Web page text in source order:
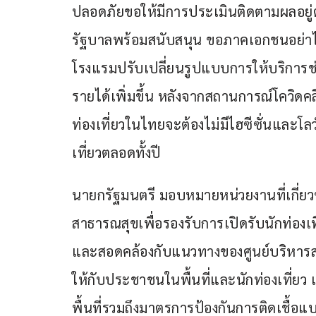
ปลอดภัยขอให้มีการประเมินติดตามผลอ
รัฐบาลพร้อมสนับสนุน ขอภาคเอกชนอย่
โรงแรมปรับเปลี่ยนรูปแบบการให้บริการ
รายได้เพิ่มขึ้น หลังจากสถานการณ์โควิด
ท่องเที่ยวในไทยจะต้องไม่มีไฮซีซั่นและโ
เที่ยวตลอดทั้งปี
นายกรัฐมนตรี มอบหมายหน่วยงานที่เกี่ย
สาธารณสุขเพื่อรองรับการเปิดรับนักท่อง
และสอดคล้องกับแนวทางของศูนย์บริหาร
ให้กับประชาชนในพื้นที่และนักท่องเที่ยว
พื้นที่รวมถึงมาตรการป้องกันการติดเชื้อแ